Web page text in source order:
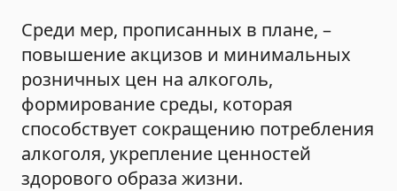
Среди мер, прописанных в плане, –
повышение акцизов и минимальных
розничных цен на алкоголь,
формирование среды, которая
способствует сокращению потребления
алкоголя, укрепление ценностей
здорового образа жизни.